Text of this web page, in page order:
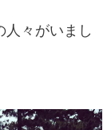
人々がいまし